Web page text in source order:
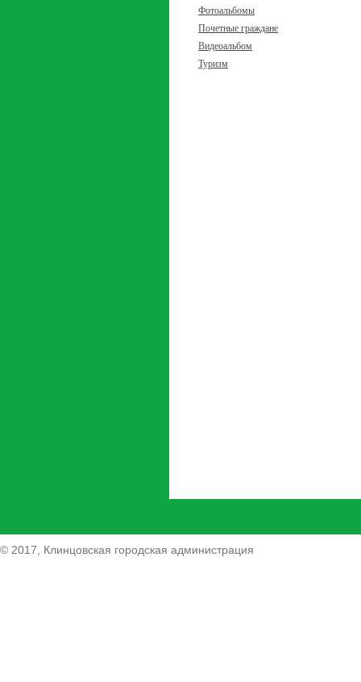
Фотоальбомы
Почетные граждане
Видеоальбом
Туризм
© 2017, Клинцовская городская администрация